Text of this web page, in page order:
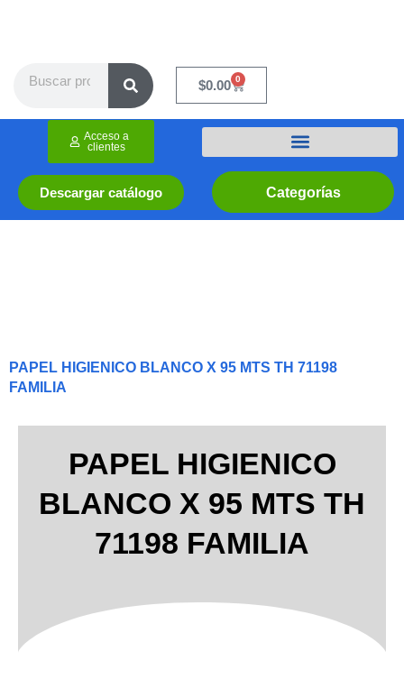
$0.00 0
Cart
Categorías
Descargar catálogo
Acceso a
clientes
PAPEL HIGIENICO BLANCO X 95 MTS TH 71198
FAMILIA
PAPEL HIGIENICO
BLANCO X 95 MTS TH
71198 FAMILIA